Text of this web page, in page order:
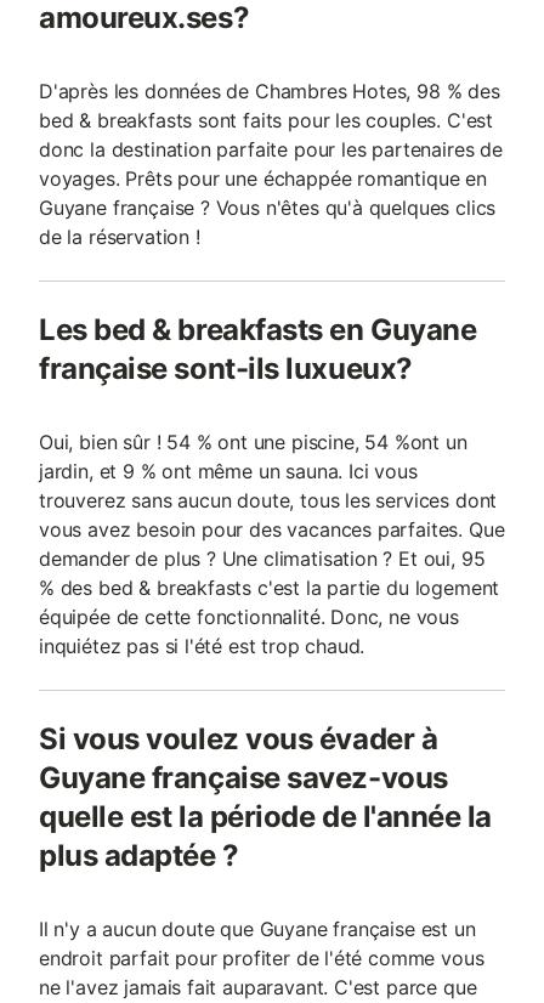
amoureux.ses?
D'après les données de Chambres Hotes, 98 % des
bed & breakfasts sont faits pour les couples. C'est
donc la destination parfaite pour les partenaires de
voyages. Prêts pour une échappée romantique en
Guyane française ? Vous n'êtes qu'à quelques clics
de la réservation !
Les bed & breakfasts en Guyane
française sont-ils luxueux?
Oui, bien sûr ! 54 % ont une piscine, 54 %ont un
jardin, et 9 % ont même un sauna. Ici vous
trouverez sans aucun doute, tous les services dont
vous avez besoin pour des vacances parfaites. Que
demander de plus ? Une climatisation ? Et oui, 95
% des bed & breakfasts c'est la partie du logement
équipée de cette fonctionnalité. Donc, ne vous
inquiétez pas si l'été est trop chaud.
Si vous voulez vous évader à
Guyane française savez-vous
quelle est la période de l'année la
plus adaptée ?
Il n'y a aucun doute que Guyane française est un
endroit parfait pour profiter de l'été comme vous
ne l'avez jamais fait auparavant. C'est parce que